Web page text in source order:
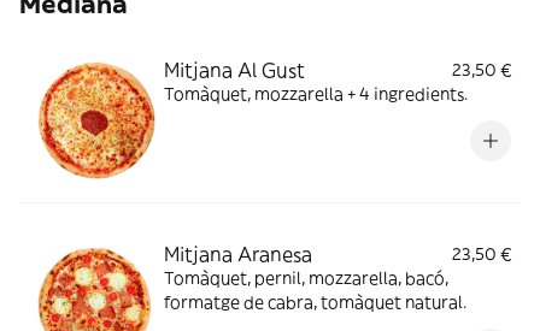
Mitjana Al Gust
23,50 €
Tomàquet, mozzarella + 4 ingredients.
Mitjana Aranesa
23,50 €
Tomàquet, pernil, mozzarella, bacó,
formatge de cabra, tomàquet natural.